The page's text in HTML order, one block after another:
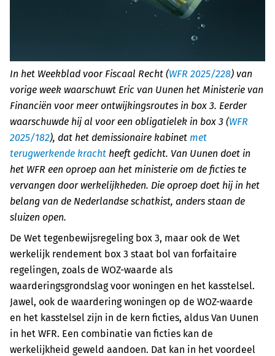
In het Weekblad voor Fiscaal Recht (WFR 2025/228) van
vorige week waarschuwt Eric van Uunen het Ministerie van
Financiën voor meer ontwijkingsroutes in box 3. Eerder
waarschuwde hij al voor een obligatielek in box 3 (WFR
2025/182), dat het demissionaire kabinet met
terugwerkende kracht heeft gedicht. Van Uunen doet in
het WFR een oproep aan het ministerie om de ficties te
vervangen door werkelijkheden. Die oproep doet hij in het
belang van de Nederlandse schatkist, anders staan de
sluizen open.
De Wet tegenbewijsregeling box 3, maar ook de Wet
werkelijk rendement box 3 staat bol van forfaitaire
regelingen, zoals de WOZ-waarde als
waarderingsgrondslag voor woningen en het kasstelsel.
Jawel, ook de waardering woningen op de WOZ-waarde
en het kasstelsel zijn in de kern ficties, aldus Van Uunen
in het WFR. Een combinatie van ficties kan de
werkelijkheid geweld aandoen. Dat kan in het voordeel